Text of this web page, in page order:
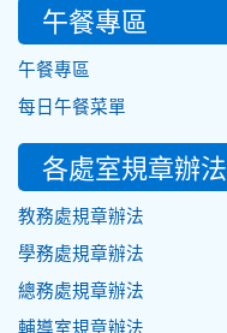
午餐專區
午餐專區
每日午餐菜單
各處室規章辦法
教務處規章辦法
學務處規章辦法
總務處規章辦法
輔導室規章辦法